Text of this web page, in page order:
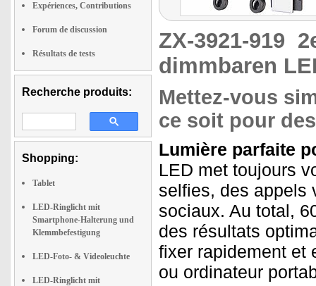
Expériences, Contributions
Forum de discussion
Résultats de tests
Recherche produits:
Shopping:
Tablet
LED-Ringlicht mit
Smartphone-Halterung und
Klemmbefestigung
LED-Foto- & Videoleuchte
LED-Ringlicht mit
ZX-3921-919
dimmbaren
Mettez-vous
ce soit pour
Lumière parfaite
LED met toujours
selfies, des appels
sociaux. Au total,
des résultats
fixer rapidement et
ou ordinateur